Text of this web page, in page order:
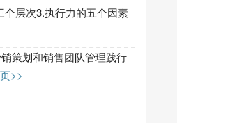
层次3.执行力的五个因素
策划和销售团队管理践行
>>